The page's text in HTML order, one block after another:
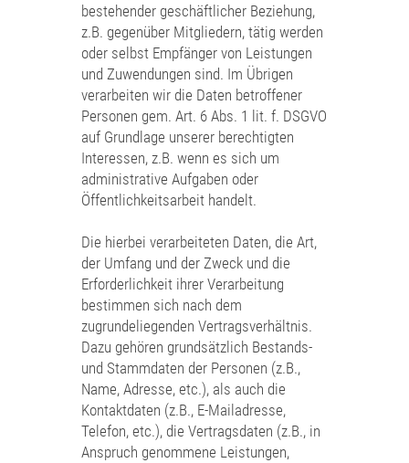
bestehender geschäftlicher Beziehung,
z.B. gegenüber Mitgliedern, tätig werden
oder selbst Empfänger von Leistungen
und Zuwendungen sind. Im Übrigen
verarbeiten wir die Daten betroffener
Personen gem. Art. 6 Abs. 1 lit. f. DSGVO
auf Grundlage unserer berechtigten
Interessen, z.B. wenn es sich um
administrative Aufgaben oder
Öffentlichkeitsarbeit handelt.
Die hierbei verarbeiteten Daten, die Art,
der Umfang und der Zweck und die
Erforderlichkeit ihrer Verarbeitung
bestimmen sich nach dem
zugrundeliegenden Vertragsverhältnis.
Dazu gehören grundsätzlich Bestands-
und Stammdaten der Personen (z.B.,
Name, Adresse, etc.), als auch die
Kontaktdaten (z.B., E-Mailadresse,
Telefon, etc.), die Vertragsdaten (z.B., in
Anspruch genommene Leistungen,